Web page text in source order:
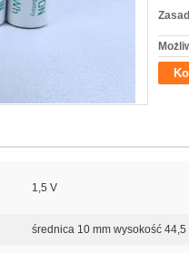
1,5 V
średnica 10 mm wysokość 44,5